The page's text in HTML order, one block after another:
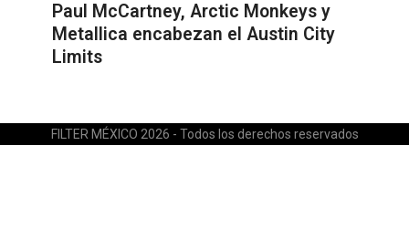
Paul McCartney, Arctic Monkeys y
Metallica encabezan el Austin City
Limits
FILTER MÉXICO 2026 - Todos los derechos reservados